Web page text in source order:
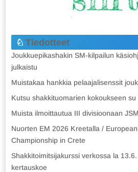
Tiedotteet
Joukkuepikashakin SM-kilpailun
julkaistu
Muistakaa hankkia pelaajalisenssit
Kutsu shakkituomarien kokoukseen su
Muista ilmoittautua III divisioonaan
Nuorten EM 2026 Kreetalla /
Championship in Crete
Shakkitoimitsijakurssi verkossa la
kertauskoe